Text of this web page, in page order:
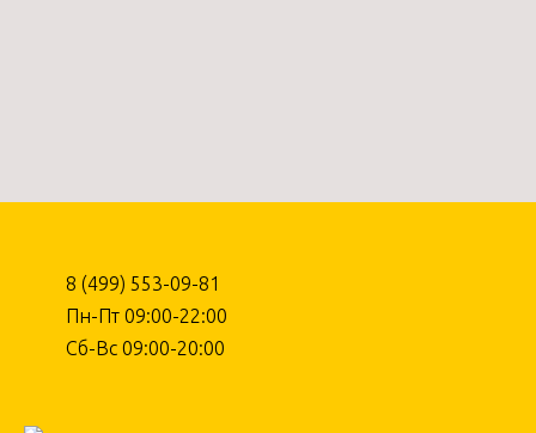
8 (499) 553-09-81
Пн-Пт 09:00-22:00
Сб-Вс 09:00-20:00